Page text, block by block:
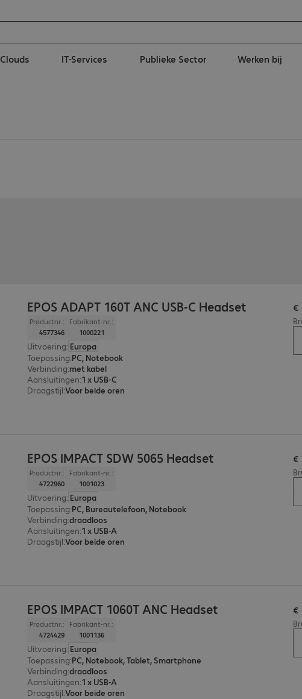
Clouds IT-Services Publieke Sector Werken bij
EPOS ADAPT 160T ANC USB-C Headset
Productnr.:
4577346
Fabrikant-nr.:
1000221
Uitvoering: Europa
Toepassing:PC, Notebook
Verbinding:met kabel
Aansluitingen:1 x USB-C
Draagstijl:Voor beide oren
€
EPOS IMPACT SDW 5065 Headset
Productnr.:
4722960
Fabrikant-nr.:
1001023
Uitvoering: Europa
Toepassing:PC, Bureautelefoon, Notebook
Verbinding:draadloos
Aansluitingen:1 x USB-A
Draagstijl:Voor beide oren
€
EPOS IMPACT 1060T ANC Headset
Productnr.:
4724429
Fabrikant-nr.:
1001136
Uitvoering: Europa
Toepassing:PC, Notebook, Tablet, Smartphone
Verbinding:draadloos
Aansluitingen:1 x USB-A
Draagstijl:Voor beide oren
€